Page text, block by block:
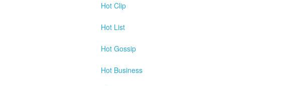
Hot Clip
Hot List
Hot Gossip
Hot Business